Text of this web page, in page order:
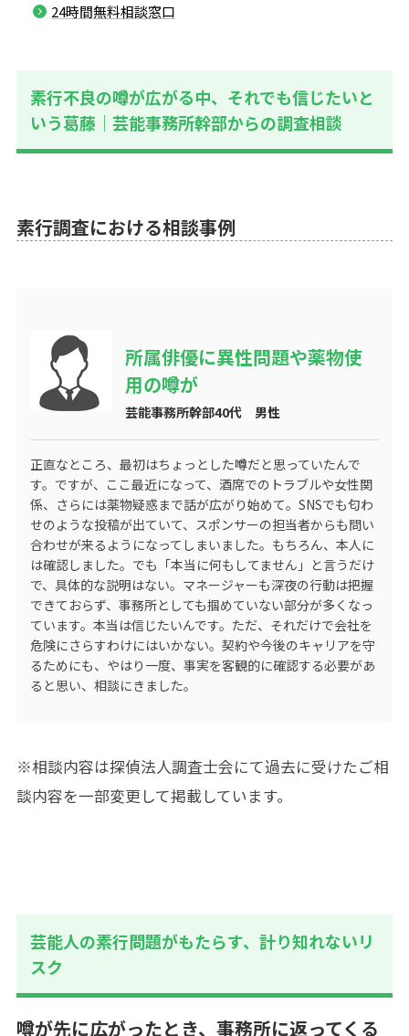
24時間無料相談窓口
素行不良の噂が広がる中、それでも信じたいと
いう葛藤｜芸能事務所幹部からの調査相談
素行調査における相談事例
所属俳優に異性問題や薬物使
用の噂が
芸能事務所幹部40代 男性
正直なところ、最初はちょっとした噂だと思っていたんで
す。ですが、ここ最近になって、酒席でのトラブルや女性関
係、さらには薬物疑惑まで話が広がり始めて。SNSでも匂わ
せのような投稿が出ていて、スポンサーの担当者からも問い
合わせが来るようになってしまいました。もちろん、本人に
は確認しました。でも「本当に何もしてません」と言うだけ
で、具体的な説明はない。マネージャーも深夜の行動は把握
できておらず、事務所としても掴めていない部分が多くなっ
ています。本当は信じたいんです。ただ、それだけで会社を
危険にさらすわけにはいかない。契約や今後のキャリアを守
るためにも、やはり一度、事実を客観的に確認する必要があ
ると思い、相談にきました。
※相談内容は探偵法人調査士会にて過去に受けたご相
談内容を一部変更して掲載しています。
芸能人の素行問題がもたらす、計り知れないリ
スク
噂が先に広がったとき、事務所に返ってくる